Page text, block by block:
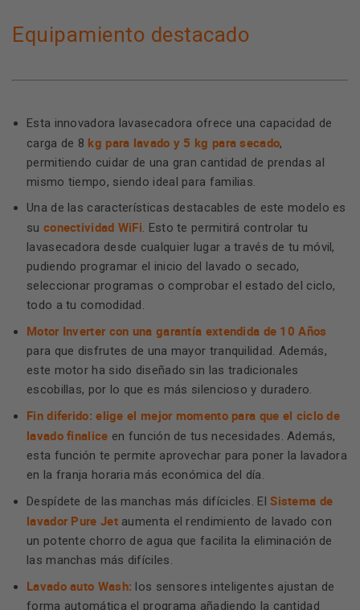
Equipamiento destacado
Esta innovadora lavasecadora ofrece una capacidad de
carga de 8 kg para lavado y 5 kg para secado,
permitiendo cuidar de una gran cantidad de prendas al
mismo tiempo, siendo ideal para familias.
Una de las características destacables de este modelo es
su conectividad WiFi. Esto te permitirá controlar tu
lavasecadora desde cualquier lugar a través de tu móvil,
pudiendo programar el inicio del lavado o secado,
seleccionar programas o comprobar el estado del ciclo,
todo a tu comodidad.
Motor Inverter con una garantía extendida de 10 Años
para que disfrutes de una mayor tranquilidad. Además,
este motor ha sido diseñado sin las tradicionales
escobillas, por lo que es más silencioso y duradero.
Fin diferido: elige el mejor momento para que el ciclo de
lavado finalice en función de tus necesidades. Además,
esta función te permite aprovechar para poner la lavadora
en la franja horaria más económica del día.
Despídete de las manchas más difícicles. ElSistema de
lavador Pure Jetaumenta el rendimiento de lavado con
un potente chorro de agua que facilita la eliminación de
las manchas más difíciles.
Lavado auto Wash: los sensores inteligentes ajustan de
forma automática el programa añadiendo la cantidad